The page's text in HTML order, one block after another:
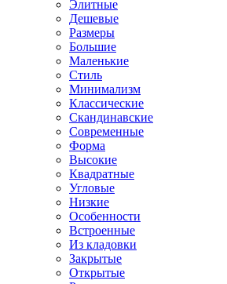
Элитные
Дешевые
Размеры
Большие
Маленькие
Стиль
Минимализм
Классические
Скандинавские
Современные
Форма
Высокие
Квадратные
Угловые
Низкие
Особенности
Встроенные
Из кладовки
Закрытые
Открытые